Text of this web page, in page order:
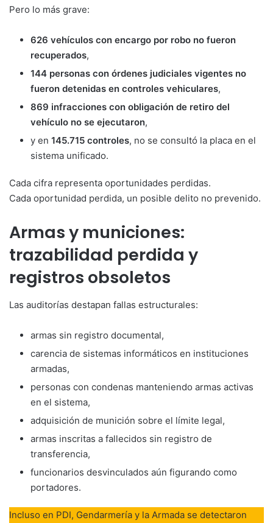
Pero lo más grave:
626 vehículos con encargo por robo no fueron
recuperados,
144 personas con órdenes judiciales vigentes no
fueron detenidas en controles vehiculares,
869 infracciones con obligación de retiro del
vehículo no se ejecutaron,
y en 145.715 controles, no se consultó la placa en el
sistema unificado.
Cada cifra representa oportunidades perdidas.
Cada oportunidad perdida, un posible delito no prevenido.
Armas y municiones:
trazabilidad perdida y
registros obsoletos
Las auditorías destapan fallas estructurales:
armas sin registro documental,
carencia de sistemas informáticos en instituciones
armadas,
personas con condenas manteniendo armas activas
en el sistema,
adquisición de munición sobre el límite legal,
armas inscritas a fallecidos sin registro de
transferencia,
funcionarios desvinculados aún figurando como
portadores.
Incluso en PDI, Gendarmería y la Armada se detectaron